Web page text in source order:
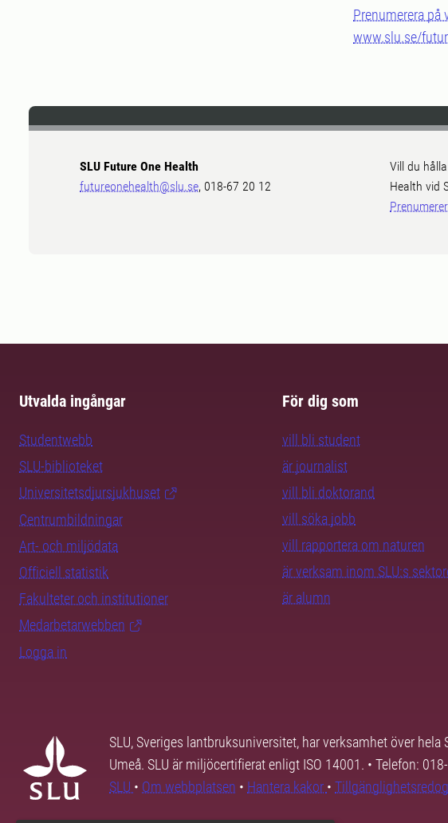
Prenumerera på
www.slu.se/
SLU Future One Health
futureonehealth@slu.se, 018-67 20 12
Vill du
Health vid
Utvalda ingångar
Studentwebb
SLU-biblioteket
Universitetsdjursjukhuset
Centrumbildningar
Art- och miljödata
Officiell statistik
Fakulteter och institutioner
Medarbetarwebben
Logga in
För dig som
vill bli student
är journalist
vill bli doktorand
vill söka jobb
vill rapportera om naturen
är verksam inom SLU:s
är alumn
SLU, Sveriges lantbruksuniversitet, har verksamhet över
Umeå. SLU är miljöcertifierat enligt ISO 14001. • Telefon:
SLU • Om webbplatsen • Hantera kakor •